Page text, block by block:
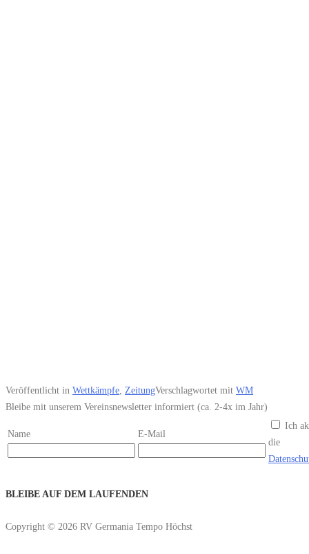
Veröffentlicht in Wettkämpfe, ZeitungVerschlagwortet mit WM
Bleibe mit unserem Vereinsnewsletter informiert (ca. 2-4x im Jahr)
Name E-Mail
Ich
die
BLEIBE AUF DEM LAUFENDEN
Copyright © 2026 RV Germania Tempo Höchst